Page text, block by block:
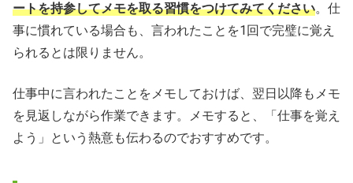
ートを持参してメモを取る習慣をつけてみてください。仕
事に慣れている場合も、言われたことを1回で完璧に覚え
られるとは限りません。
仕事中に言われたことをメモしておけば、翌日以降もメモ
を見返しながら作業できます。メモすると、「仕事を覚え
よう」という熱意も伝わるのでおすすめです。